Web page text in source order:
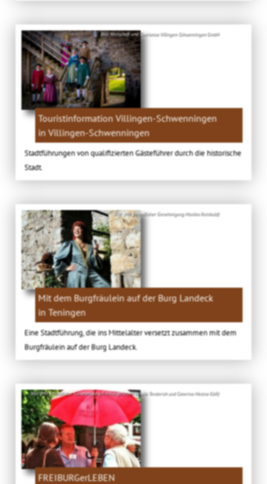
Bild: Wirtschaft und Tourismus Villingen-Schwenningen GmbH
Touristinformation Villingen-Schwenningen
in Villingen-Schwenningen
Stadtführungen von qualifizierten Gästeführer durch die historische
Stadt.
Bild: (Mit freundlicher Genehmigung Monika Reinbold)
Mit dem Burgfräulein auf der Burg Landeck
in Teningen
Eine Stadtführung, die ins Mittelalter versetzt zusammen mit dem
Burgfräulein auf der Burg Landeck.
Bild: (Mit freundlicher Genehmigung Freiburgerleben Ursula Tenderich und Caterina Mesina GbR)
FREIBURGerLEBEN